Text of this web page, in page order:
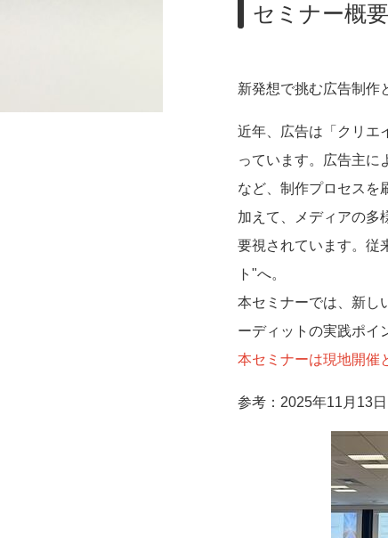
セミナー概要
新発想で挑む広告制作
近年、広告は「クリエ
っています。広告主に
など、制作プロセスを
加えて、メディアの多
要視されています。従
ト"へ。
本セミナーでは、新し
ーディットの実践ポイ
本セミナーは現地開催
参考：2025年11月13